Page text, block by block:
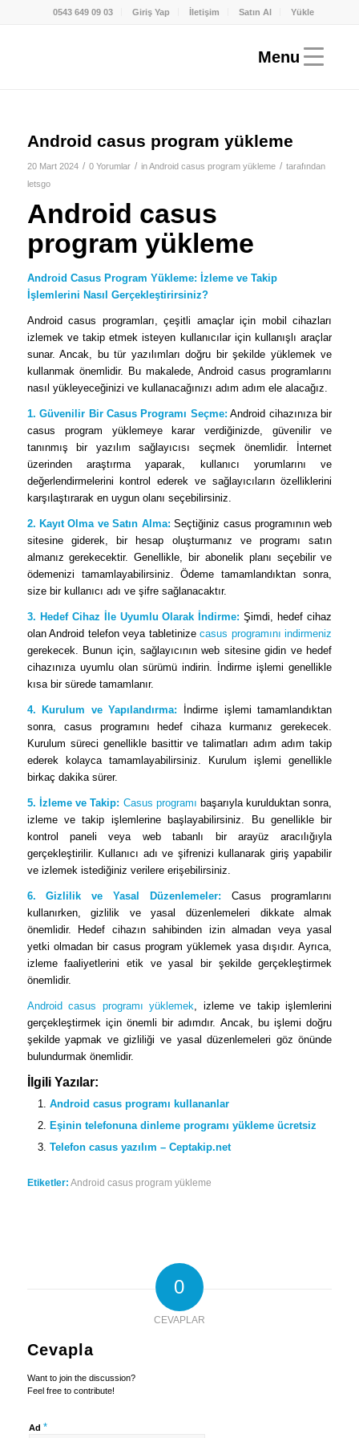
0543 649 09 03 Giriş Yap İletişim Satın Al Yükle
Android casus program yükleme
20 Mart 2024 / 0 Yorumlar / inAndroid casus program yükleme / tarafından
letsgo
Android casus
program yükleme
Android Casus Program Yükleme: İzleme ve Takip
İşlemlerini Nasıl Gerçekleştirirsiniz?
Android casus programları, çeşitli amaçlar için mobil cihazları
izlemek ve takip etmek isteyen kullanıcılar için kullanışlı araçlar
sunar. Ancak, bu tür yazılımları doğru bir şekilde yüklemek ve
kullanmak önemlidir. Bu makalede, Android casus programlarını
nasıl yükleyeceğinizi ve kullanacağınızı adım adım ele alacağız.
1. Güvenilir Bir Casus Programı Seçme: Android cihazınıza bir
casus program yüklemeye karar verdiğinizde, güvenilir ve
tanınmış bir yazılım sağlayıcısı seçmek önemlidir. İnternet
üzerinden araştırma yaparak, kullanıcı yorumlarını ve
değerlendirmelerini kontrol ederek ve sağlayıcıların özelliklerini
karşılaştırarak en uygun olanı seçebilirsiniz.
2. Kayıt Olma ve Satın Alma: Seçtiğiniz casus programının web
sitesine giderek, bir hesap oluşturmanız ve programı satın
almanız gerekecektir. Genellikle, bir abonelik planı seçebilir ve
ödemenizi tamamlayabilirsiniz. Ödeme tamamlandıktan sonra,
size bir kullanıcı adı ve şifre sağlanacaktır.
3. Hedef Cihaz İle Uyumlu Olarak İndirme: Şimdi, hedef cihaz
olan Android telefon veya tabletinizecasus programını indirmeniz
gerekecek. Bunun için, sağlayıcının web sitesine gidin ve hedef
cihazınıza uyumlu olan sürümü indirin. İndirme işlemi genellikle
kısa bir sürede tamamlanır.
4. Kurulum ve Yapılandırma: İndirme işlemi tamamlandıktan
sonra, casus programını hedef cihaza kurmanız gerekecek.
Kurulum süreci genellikle basittir ve talimatları adım adım takip
ederek kolayca tamamlayabilirsiniz. Kurulum işlemi genellikle
birkaç dakika sürer.
5. İzleme ve Takip: Casus programı başarıyla kurulduktan sonra,
izleme ve takip işlemlerine başlayabilirsiniz. Bu genellikle bir
kontrol paneli veya web tabanlı bir arayüz aracılığıyla
gerçekleştirilir. Kullanıcı adı ve şifrenizi kullanarak giriş yapabilir
ve izlemek istediğiniz verilere erişebilirsiniz.
6. Gizlilik ve Yasal Düzenlemeler: Casus programlarını
kullanırken, gizlilik ve yasal düzenlemeleri dikkate almak
önemlidir. Hedef cihazın sahibinden izin almadan veya yasal
yetki olmadan bir casus program yüklemek yasa dışıdır. Ayrıca,
izleme faaliyetlerini etik ve yasal bir şekilde gerçekleştirmek
önemlidir.
Android casus programı yüklemek, izleme ve takip işlemlerini
gerçekleştirmek için önemli bir adımdır. Ancak, bu işlemi doğru
şekilde yapmak ve gizliliği ve yasal düzenlemeleri göz önünde
bulundurmak önemlidir.
İlgili Yazılar:
Android casus programı kullananlar
Eşinin telefonuna dinleme programı yükleme ücretsiz
Telefon casus yazılım – Ceptakip.net
Etiketler: Android casus program yükleme
0
CEVAPLAR
Cevapla
Want to join the discussion?
Feel free to contribute!
Ad *